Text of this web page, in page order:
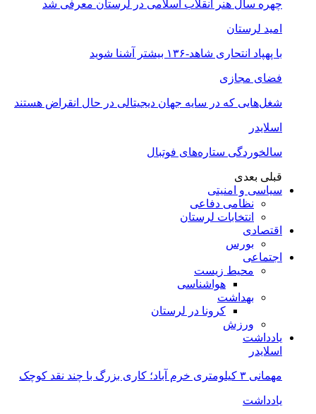
چهره سال هنر انقلاب اسلامی در لرستان معرفی شد
امید لرستان
با پهپاد انتحاری شاهد-۱۳۶ بیشتر آشنا شوید
فضای مجازی
شغل‌‌هایی که در سایه جهان دیجیتالی در حال انقراض هستند
اسلایدر
سالخوردگی ستاره‌های فوتبال
قبلی بعدی
سیاسی و امنیتی
نظامی دفاعی
انتخابات لرستان
اقتصادی
بورس
اجتماعی
محیط زیست
هواشناسی
بهداشت
کرونا در لرستان
ورزش
یادداشت
اسلایدر
مهمانی ۳ کیلومتری خرم آباد؛ کاری بزرگ با چند نقد کوچک
یادداشت